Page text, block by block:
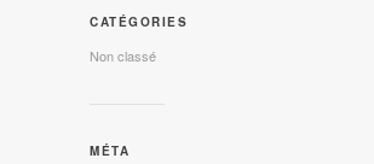
CATÉGORIES
Non classé
MÉTA